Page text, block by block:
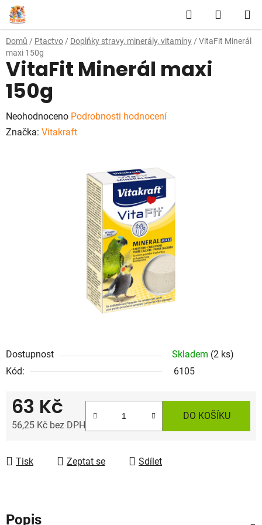
Přejít
na
obsah
Hledat
KOŠÍK
Domů / Ptactvo / Doplňky stravy, minerály, vitamíny / VitaFit Minerál
maxi 150g
Dostupnost Skladem (2 ks)
Kód:
6105
63 Kč
56,25 Kč bez DPH
DO KOŠÍKU
Tisk Zeptat se Sdílet
VitaFit Minerál maxi
150g
Průměrné
hodnocení
Neohodnoceno Podrobnosti hodnocení
Značka: Vitakraft
Popis